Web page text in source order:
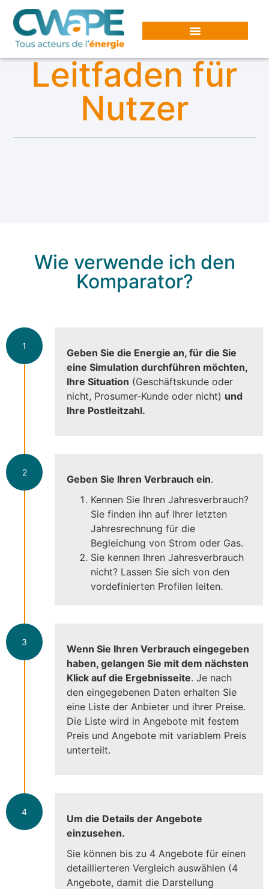
Leitfaden für
Nutzer
Wie verwende ich den
Komparator?
Geben Sie die Energie an, für die Sie
eine Simulation durchführen möchten,
Ihre Situation (Geschäftskunde oder
nicht, Prosumer-Kunde oder nicht) und
Ihre Postleitzahl.
1
Geben Sie Ihren Verbrauch ein.
Kennen Sie Ihren Jahresverbrauch?
Sie finden ihn auf Ihrer letzten
Jahresrechnung für die
Begleichung von Strom oder Gas.
Sie kennen Ihren Jahresverbrauch
nicht? Lassen Sie sich von den
vordefinierten Profilen leiten.
2
Wenn Sie Ihren Verbrauch eingegeben
haben, gelangen Sie mit dem nächsten
Klick auf die Ergebnisseite. Je nach
den eingegebenen Daten erhalten Sie
eine Liste der Anbieter und ihrer Preise.
Die Liste wird in Angebote mit festem
Preis und Angebote mit variablem Preis
unterteilt.
3
Um die Details der Angebote
einzusehen.
Sie können bis zu 4 Angebote für einen
detaillierteren Vergleich auswählen (4
Angebote, damit die Darstellung
4
Cookie-Einstellungen